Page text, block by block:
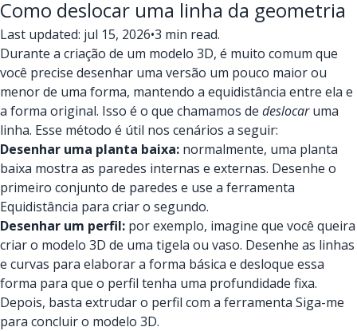
Como deslocar uma linha da geometria
Last updated: jul 15, 2026•3 min read.
Durante a criação de um modelo 3D, é muito comum que
você precise desenhar uma versão um pouco maior ou
menor de uma forma, mantendo a equidistância entre ela e
a forma original. Isso é o que chamamos de deslocaruma
linha. Esse método é útil nos cenários a seguir:
Desenhar uma planta baixa: normalmente, uma planta
baixa mostra as paredes internas e externas. Desenhe o
primeiro conjunto de paredes e use a ferramenta
Equidistância para criar o segundo.
Desenhar um perfil: por exemplo, imagine que você queira
criar o modelo 3D de uma tigela ou vaso. Desenhe as linhas
e curvas para elaborar a forma básica e desloque essa
forma para que o perfil tenha uma profundidade fixa.
Depois, basta extrudar o perfil com a ferramenta Siga-me
para concluir o modelo 3D.